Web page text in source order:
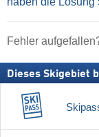
Fehler
Dieses Skigebiet